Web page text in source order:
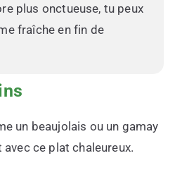
plus onctueuse, tu peux
fraîche en fin de
un beaujolais ou un gamay
ce plat chaleureux.